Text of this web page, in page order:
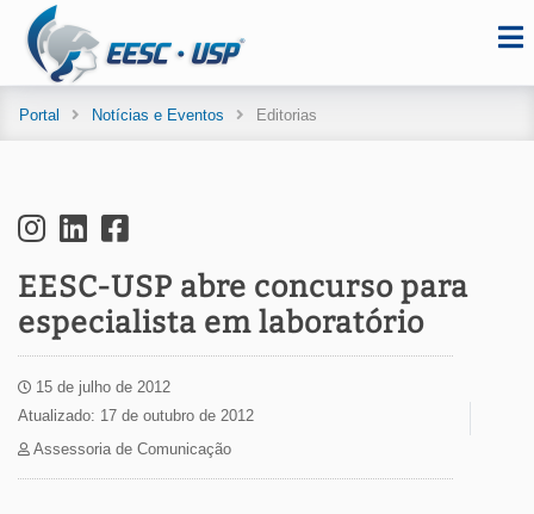
Portal Notícias e Eventos Editorias
EESC-USP abre concurso para
especialista em laboratório
15 de julho de 2012
Atualizado: 17 de outubro de 2012
Assessoria de Comunicação